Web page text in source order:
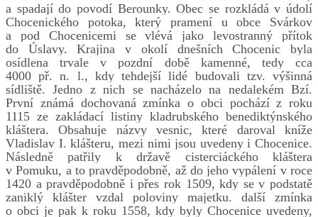
a spadají do povodí Berounky. Obec se rozkládá v údolí
Chocenického potoka, který pramení u obce Svárkov
a pod Chocenicemi se vlévá jako levostranný přítok
do Úslavy. Krajina v okolí dnešních Chocenic byla
osídlena trvale v pozdní době kamenné, tedy cca
4000 př. n. l., kdy tehdejší lidé budovali tzv. výšinná
sídliště. Jedno z nich se nacházelo na nedalekém Bzí.
První známá dochovaná zmínka o obci pochází z roku
1115 ze zakládací listiny kladrubského benediktýnského
kláštera. Obsahuje názvy vesnic, které daroval kníže
Vladislav I. klášteru, mezi nimi jsou uvedeny i Chocenice.
Následně patřily k državě cisterciáckého kláštera
v Pomuku, a to pravděpodobně, až do jeho vypálení v roce
1420 a pravděpodobně i přes rok 1509, kdy se v podstatě
zaniklý klášter vzdal poloviny majetku. další zmínka
o obci je pak k roku 1558, kdy byly Chocenice uvedeny,